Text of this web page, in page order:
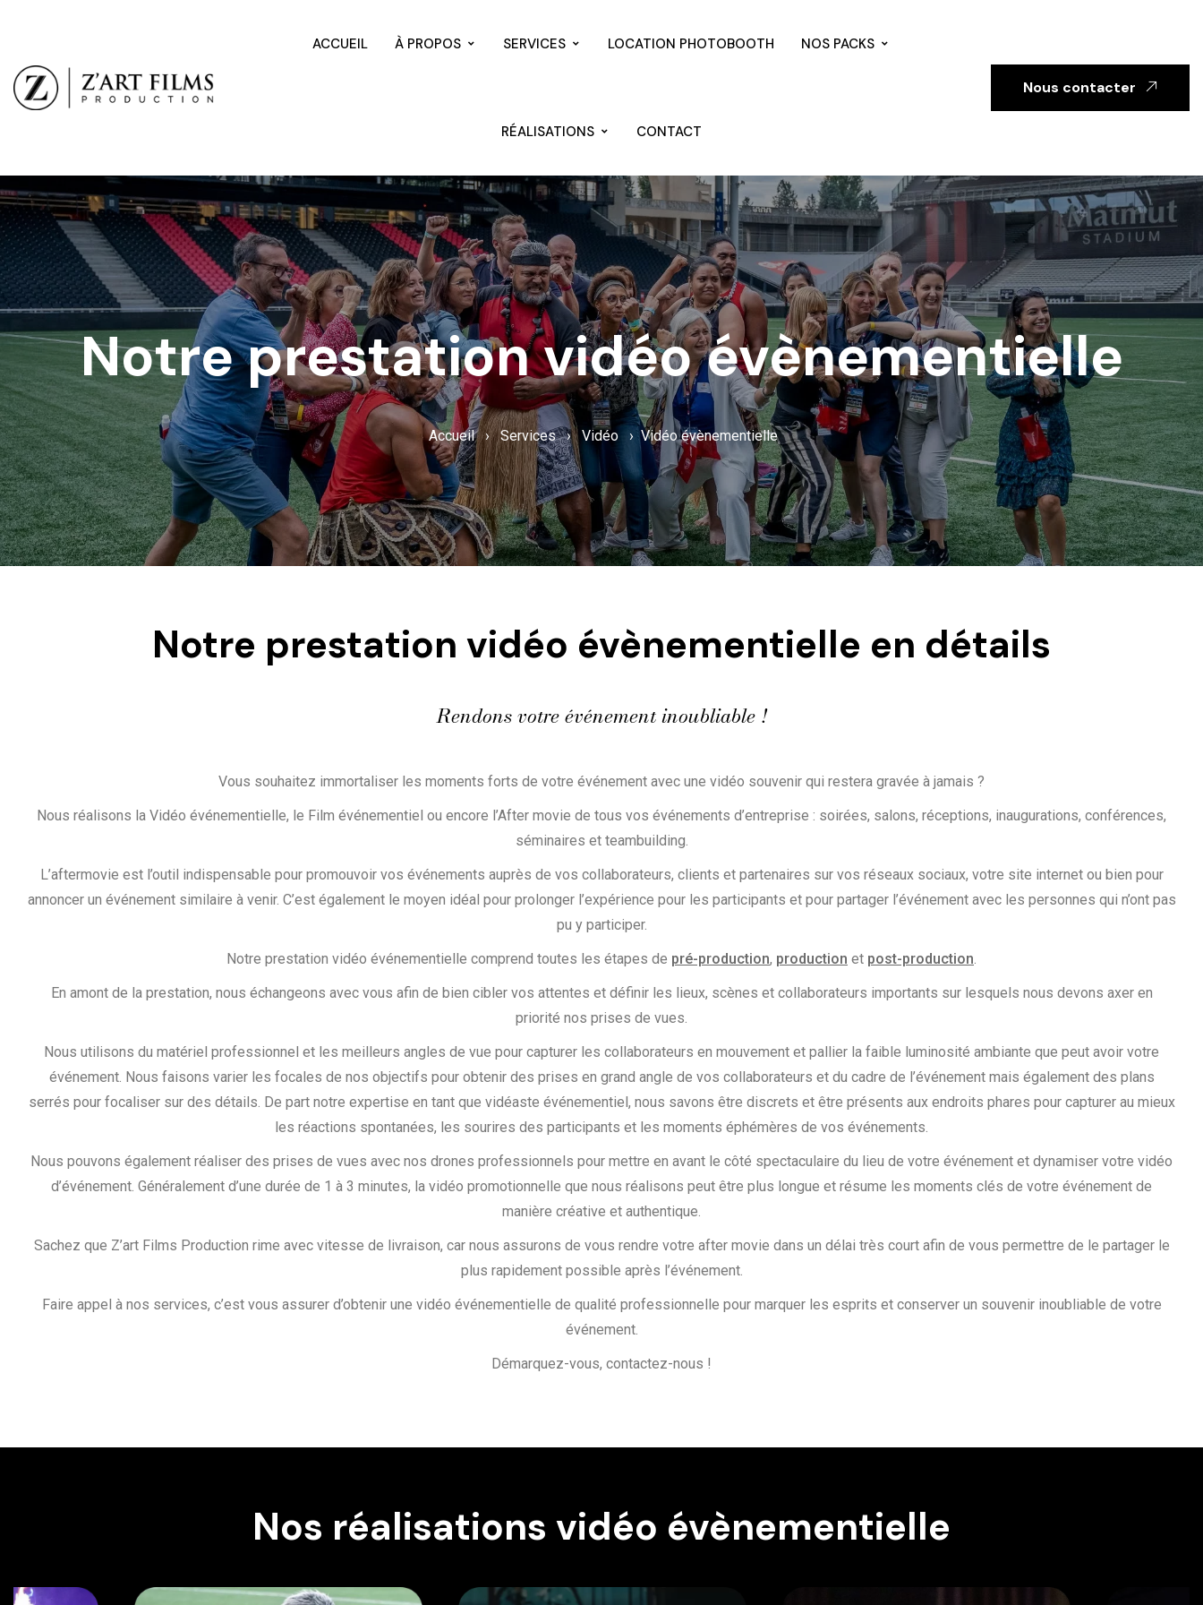
ACCUEIL À PROPOS SERVICES LOCATION PHOTOBOOTH NOS PACKS
RÉALISATIONS CONTACT
Nous contacter
Notre prestation vidéo évènementielle
Accueil › Services › Vidéo › Vidéo évènementielle
Notre prestation vidéo évènementielle en détails
Rendons votre événement inoubliable !
Vous souhaitez immortaliser les moments forts de votre événement avec une vidéo souvenir qui restera gravée à jamais ?
Nous réalisons la Vidéo événementielle, le Film événementiel ou encore l’After movie de tous vos événements d’entreprise : soirées, salons, réceptions, inaugurations, conférences,
séminaires et teambuilding.
L’aftermovie est l’outil indispensable pour promouvoir vos événements auprès de vos collaborateurs, clients et partenaires sur vos réseaux sociaux, votre site internet ou bien pour
annoncer un événement similaire à venir. C’est également le moyen idéal pour prolonger l’expérience pour les participants et pour partager l’événement avec les personnes qui n’ont pas
pu y participer.
Notre prestation vidéo événementielle comprend toutes les étapes de pré-production, production et post-production.
En amont de la prestation, nous échangeons avec vous afin de bien cibler vos attentes et définir les lieux, scènes et collaborateurs importants sur lesquels nous devons axer en
priorité nos prises de vues.
Nous utilisons du matériel professionnel et les meilleurs angles de vue pour capturer les collaborateurs en mouvement et pallier la faible luminosité ambiante que peut avoir votre
événement. Nous faisons varier les focales de nos objectifs pour obtenir des prises en grand angle de vos collaborateurs et du cadre de l’événement mais également des plans
serrés pour focaliser sur des détails. De part notre expertise en tant que vidéaste événementiel, nous savons être discrets et être présents aux endroits phares pour capturer au mieux
les réactions spontanées, les sourires des participants et les moments éphémères de vos événements.
Nous pouvons également réaliser des prises de vues avec nos drones professionnels pour mettre en avant le côté spectaculaire du lieu de votre événement et dynamiser votre vidéo
d’événement. Généralement d’une durée de 1 à 3 minutes, la vidéo promotionnelle que nous réalisons peut être plus longue et résume les moments clés de votre événement de
manière créative et authentique.
Sachez que Z’art Films Production rime avec vitesse de livraison, car nous assurons de vous rendre votre after movie dans un délai très court afin de vous permettre de le partager le
plus rapidement possible après l’événement.
Faire appel à nos services, c’est vous assurer d’obtenir une vidéo événementielle de qualité professionnelle pour marquer les esprits et conserver un souvenir inoubliable de votre
événement.
Démarquez-vous, contactez-nous !
Nos réalisations vidéo évènementielle